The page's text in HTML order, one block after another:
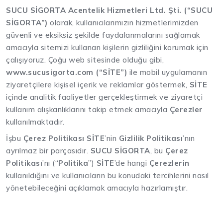
SUCU SİGORTA Acentelik Hizmetleri Ltd. Şti. (“SUCU
SİGORTA”) olarak, kullanıcılarımızın hizmetlerimizden
güvenli ve eksiksiz şekilde faydalanmalarını sağlamak
amacıyla sitemizi kullanan kişilerin gizliliğini korumak için
çalışıyoruz. Çoğu web sitesinde olduğu gibi,
www.sucusigorta.com (“SİTE”) ile mobil uygulamanın
ziyaretçilere kişisel içerik ve reklamlar göstermek, SİTE
içinde analitik faaliyetler gerçekleştirmek ve ziyaretçi
kullanım alışkanlıklarını takip etmek amacıyla Çerezler
kullanılmaktadır.
İşbu Çerez Politikası SİTE’nin Gizlilik Politikası’nın
ayrılmaz bir parçasıdır. SUCU SİGORTA , bu Çerez
Politikası’nı (“Politika”) SİTE’de hangi Çerezlerin
kullanıldığını ve kullanıcıların bu konudaki tercihlerini nasıl
yönetebileceğini açıklamak amacıyla hazırlamıştır.